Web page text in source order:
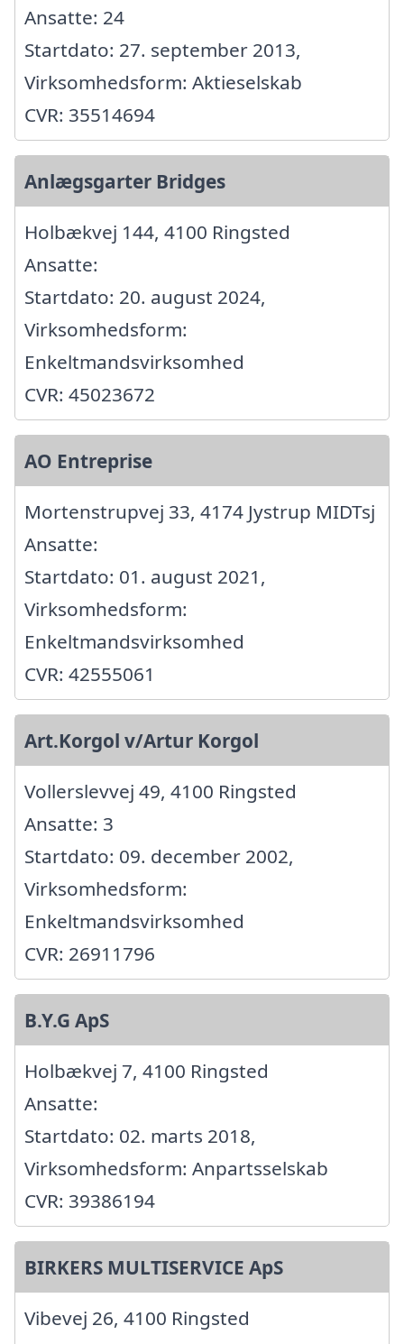
Ansatte: 24
Startdato: 27. september 2013,
Virksomhedsform: Aktieselskab
CVR: 35514694
Anlægsgarter Bridges
Holbækvej 144, 4100 Ringsted
Ansatte:
Startdato: 20. august 2024,
Virksomhedsform:
Enkeltmandsvirksomhed
CVR: 45023672
AO Entreprise
Mortenstrupvej 33, 4174 Jystrup MIDTsj
Ansatte:
Startdato: 01. august 2021,
Virksomhedsform:
Enkeltmandsvirksomhed
CVR: 42555061
Art.Korgol v/Artur Korgol
Vollerslevvej 49, 4100 Ringsted
Ansatte: 3
Startdato: 09. december 2002,
Virksomhedsform:
Enkeltmandsvirksomhed
CVR: 26911796
B.Y.G ApS
Holbækvej 7, 4100 Ringsted
Ansatte:
Startdato: 02. marts 2018,
Virksomhedsform: Anpartsselskab
CVR: 39386194
BIRKERS MULTISERVICE ApS
Vibevej 26, 4100 Ringsted